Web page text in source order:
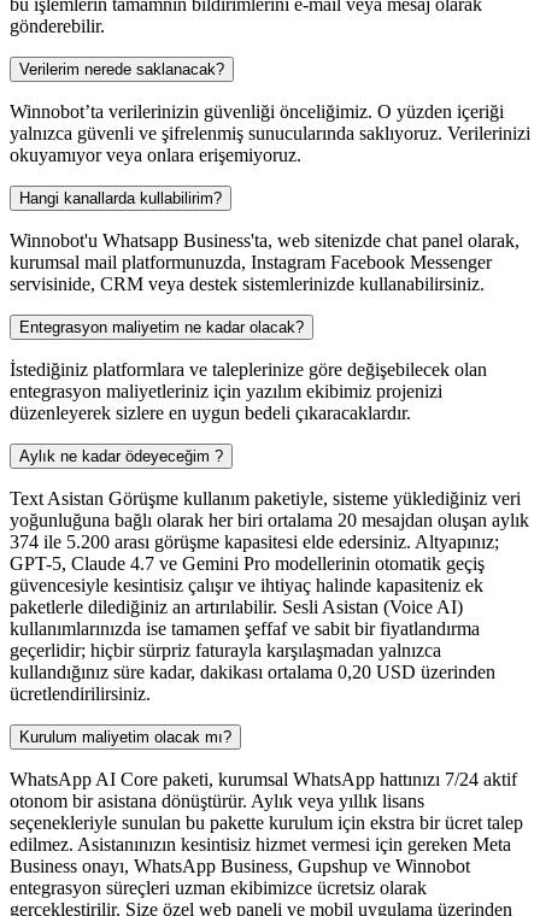
bu işlemlerin tamamnın bildirimlerini e-mail veya mesaj olarak
gönderebilir.
Verilerim nerede saklanacak?
Winnobot’ta verilerinizin güvenliği önceliğimiz. O yüzden içeriği
yalnızca güvenli ve şifrelenmiş sunucularında saklıyoruz. Verilerinizi
okuyamıyor veya onlara erişemiyoruz.
Hangi kanallarda kullabilirim?
Winnobot'u Whatsapp Business'ta, web sitenizde chat panel olarak,
kurumsal mail platformunuzda, Instagram Facebook Messenger
servisinide, CRM veya destek sistemlerinizde kullanabilirsiniz.
Entegrasyon maliyetim ne kadar olacak?
İstediğiniz platformlara ve taleplerinize göre değişebilecek olan
entegrasyon maliyetleriniz için yazılım ekibimiz projenizi
düzenleyerek sizlere en uygun bedeli çıkaracaklardır.
Aylık ne kadar ödeyeceğim ?
Text Asistan Görüşme kullanım paketiyle, sisteme yüklediğiniz veri
yoğunluğuna bağlı olarak her biri ortalama 20 mesajdan oluşan aylık
374 ile 5.200 arası görüşme kapasitesi elde edersiniz. Altyapınız;
GPT-5, Claude 4.7 ve Gemini Pro modellerinin otomatik geçiş
güvencesiyle kesintisiz çalışır ve ihtiyaç halinde kapasiteniz ek
paketlerle dilediğiniz an artırılabilir. Sesli Asistan (Voice AI)
kullanımlarınızda ise tamamen şeffaf ve sabit bir fiyatlandırma
geçerlidir; hiçbir sürpriz faturayla karşılaşmadan yalnızca
kullandığınız süre kadar, dakikası ortalama 0,20 USD üzerinden
ücretlendirilirsiniz.
Kurulum maliyetim olacak mı?
WhatsApp AI Core paketi, kurumsal WhatsApp hattınızı 7/24 aktif
otonom bir asistana dönüştürür. Aylık veya yıllık lisans
seçenekleriyle sunulan bu pakette kurulum için ekstra bir ücret talep
edilmez. Asistanınızın kesintisiz hizmet vermesi için gereken Meta
Business onayı, WhatsApp Business, Gupshup ve Winnobot
entegrasyon süreçleri uzman ekibimizce ücretsiz olarak
gerçekleştirilir. Size özel web paneli ve mobil uygulama üzerinden